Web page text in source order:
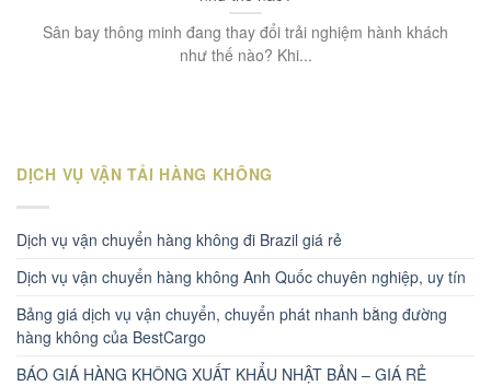
Sân bay thông minh đang thay đổi trải nghiệm hành khách
như thế nào? Khi...
DỊCH VỤ VẬN TẢI HÀNG KHÔNG
Dịch vụ vận chuyển hàng không đi Brazil giá rẻ
Dịch vụ vận chuyển hàng không Anh Quốc chuyên nghiệp, uy tín
Bảng giá dịch vụ vận chuyển, chuyển phát nhanh bằng đường
hàng không của BestCargo
BÁO GIÁ HÀNG KHÔNG XUẤT KHẨU NHẬT BẢN – GIÁ RẺ